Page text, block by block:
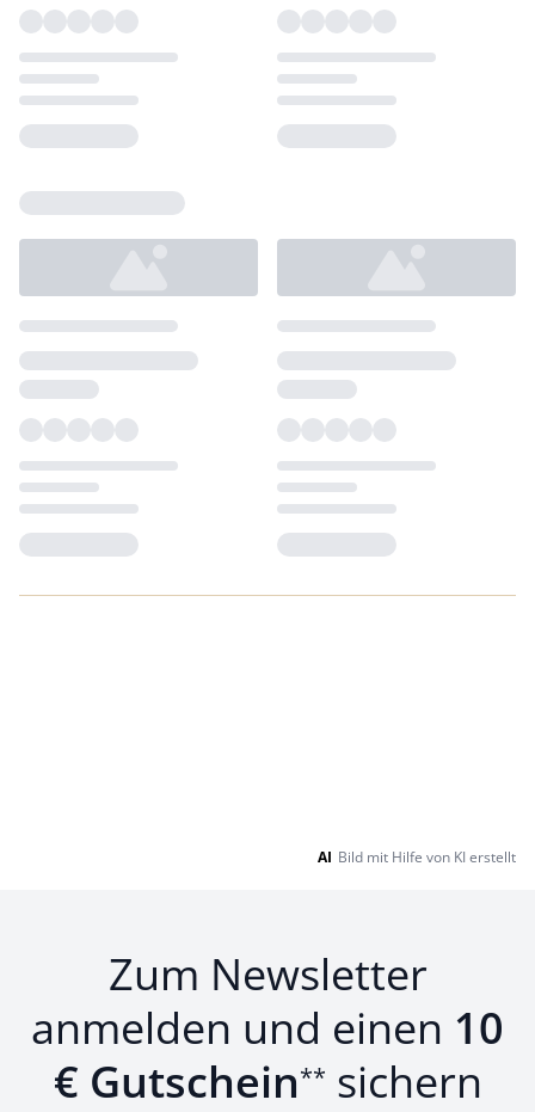
AI Bild mit Hilfe von KI erstellt
Zum Newsletter
anmelden und einen 10
€ Gutschein** sichern